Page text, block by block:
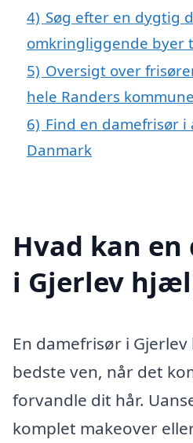
4) Søg efter en dygtig
omkringliggende byer
5) Oversigt over
hele Randers kommune
6) Find en damefrisør i
Danmark
Hvad kan
i Gjerlev
En damefrisør i
bedste ven, når det
forvandle dit hår.
komplet makeover